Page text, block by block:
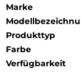
Marke
Produkttyp
Farbe
Verfügbarkeit